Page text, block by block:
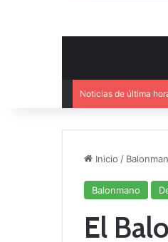
Noticias de última
Inicio /
Balonmano
El